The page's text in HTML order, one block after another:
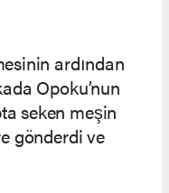
ardından
Opoku’nun
seken meşin
gönderdi ve